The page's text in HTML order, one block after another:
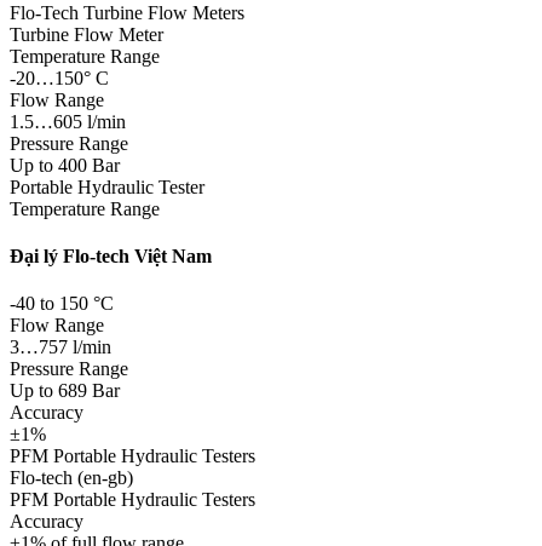
Flo-Tech Turbine Flow Meters
Turbine Flow Meter
Temperature Range
-20…150° C
Flow Range
1.5…605 l/min
Pressure Range
Up to 400 Bar
Portable Hydraulic Tester
Temperature Range
Đại lý Flo-tech Việt Nam
-40 to 150 °C
Flow Range
3…757 l/min
Pressure Range
Up to 689 Bar
Accuracy
±1%
PFM Portable Hydraulic Testers
Flo-tech (en-gb)
PFM Portable Hydraulic Testers
Accuracy